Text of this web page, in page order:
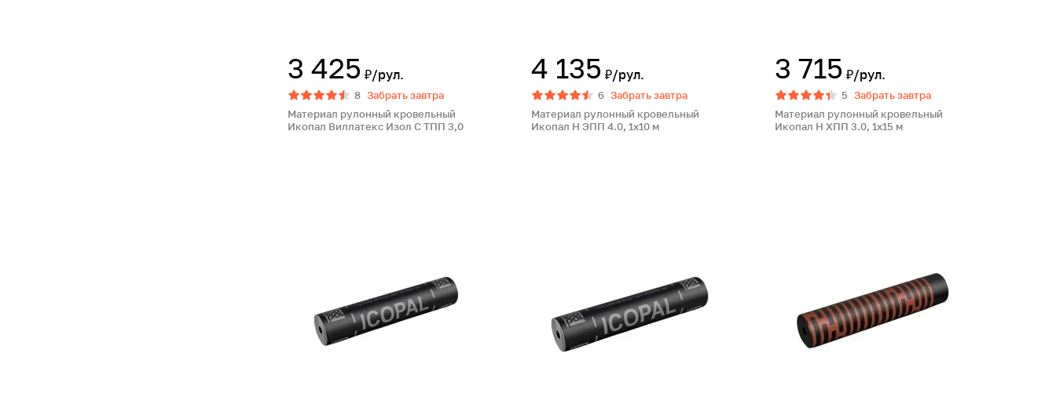
3 425 ₽/рул.
8 Забрать завтра
Материал рулонный кровельный
Икопал Виллатекс Изол С ТПП 3,0
4 135 ₽/рул.
6 Забрать завтра
Материал рулонный кровельный
Икопал Н ЭПП 4.0, 1х10 м
3 715 ₽/рул.
5 Забрать завтра
Материал рулонный кровельный
Икопал Н ХПП 3.0, 1х15 м